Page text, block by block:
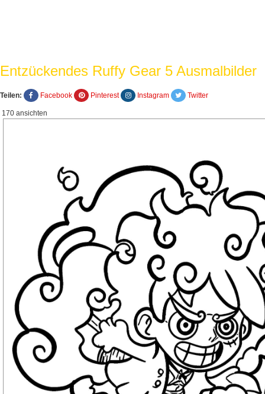
Entzückendes Ruffy Gear 5 Ausmalbilder
Teilen: Facebook Pinterest Instagram Twitter
170 ansichten